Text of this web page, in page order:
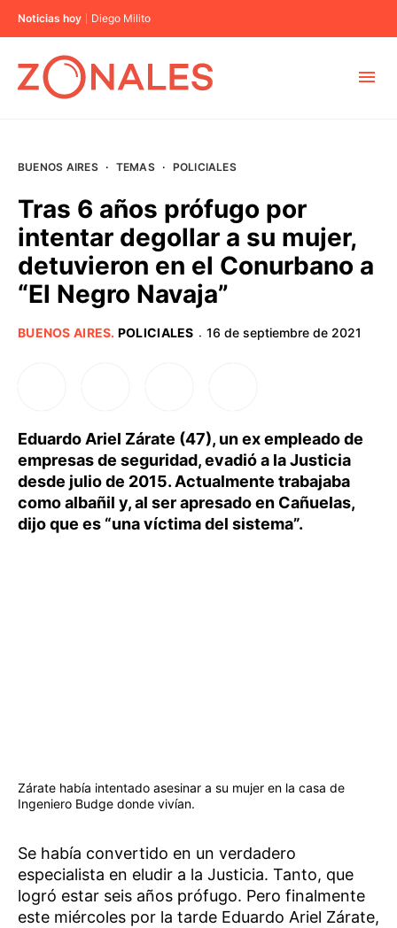
Noticias hoy Diego Milito
BUENOS AIRES
PROVINCIAS
BUENOS AIRES · TEMAS · POLICIALES
Tras 6 años prófugo por
intentar degollar a su mujer,
detuvieron en el Conurbano a
“El Negro Navaja”
BUENOS AIRES. POLICIALES · 16 de septiembre de 2021
Eduardo Ariel Zárate (47), un ex empleado de
empresas de seguridad, evadió a la Justicia
desde julio de 2015. Actualmente trabajaba
como albañil y, al ser apresado en Cañuelas,
dijo que es “una víctima del sistema”.
Zárate había intentado asesinar a su mujer en la casa de
Ingeniero Budge donde vivían.
Se había convertido en un verdadero
especialista en eludir a la Justicia. Tanto, que
logró estar seis años prófugo. Pero finalmente
este miércoles por la tarde Eduardo Ariel Zárate,